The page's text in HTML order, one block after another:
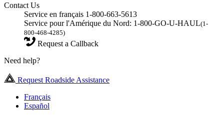
Contact Us
Service en français 1-800-663-5613
Service pour l'Amérique du Nord: 1-800-GO-U-HAUL(1-
800-468-4285)
Request a Callback
Need help?
Request Roadside Assistance
Français
Español